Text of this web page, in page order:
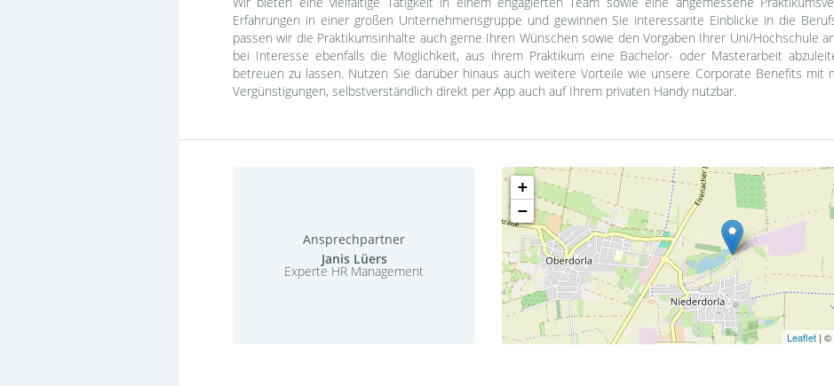
Erfahrungen in einer großen Unternehmensgruppe und gewinnen Sie interessante Einblicke in die
passen wir die Praktikumsinhalte auch gerne Ihren Wünschen sowie den Vorgaben Ihrer Uni/Hochschule
bei Interesse ebenfalls die Möglichkeit, aus ihrem Praktikum eine Bachelor- oder Masterarbeit
betreuen zu lassen. Nutzen Sie darüber hinaus auch weitere Vorteile wie unsere Corporate Benefits mit
Vergünstigungen, selbstverständlich direkt per App auch auf Ihrem privaten Handy nutzbar.
Ansprechpartner
Janis Lüers
Experte HR Management
+
−
Leaflet| ©